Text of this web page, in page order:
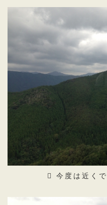
今度は近く